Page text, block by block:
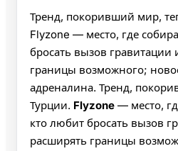
Тренд, покоривший мир,
Flyzone — место, где
бросать вызов гравитации
границы возможного;
адреналина. Тренд,
Турции. Flyzone — место,
кто любит бросать вызов
расширять границы